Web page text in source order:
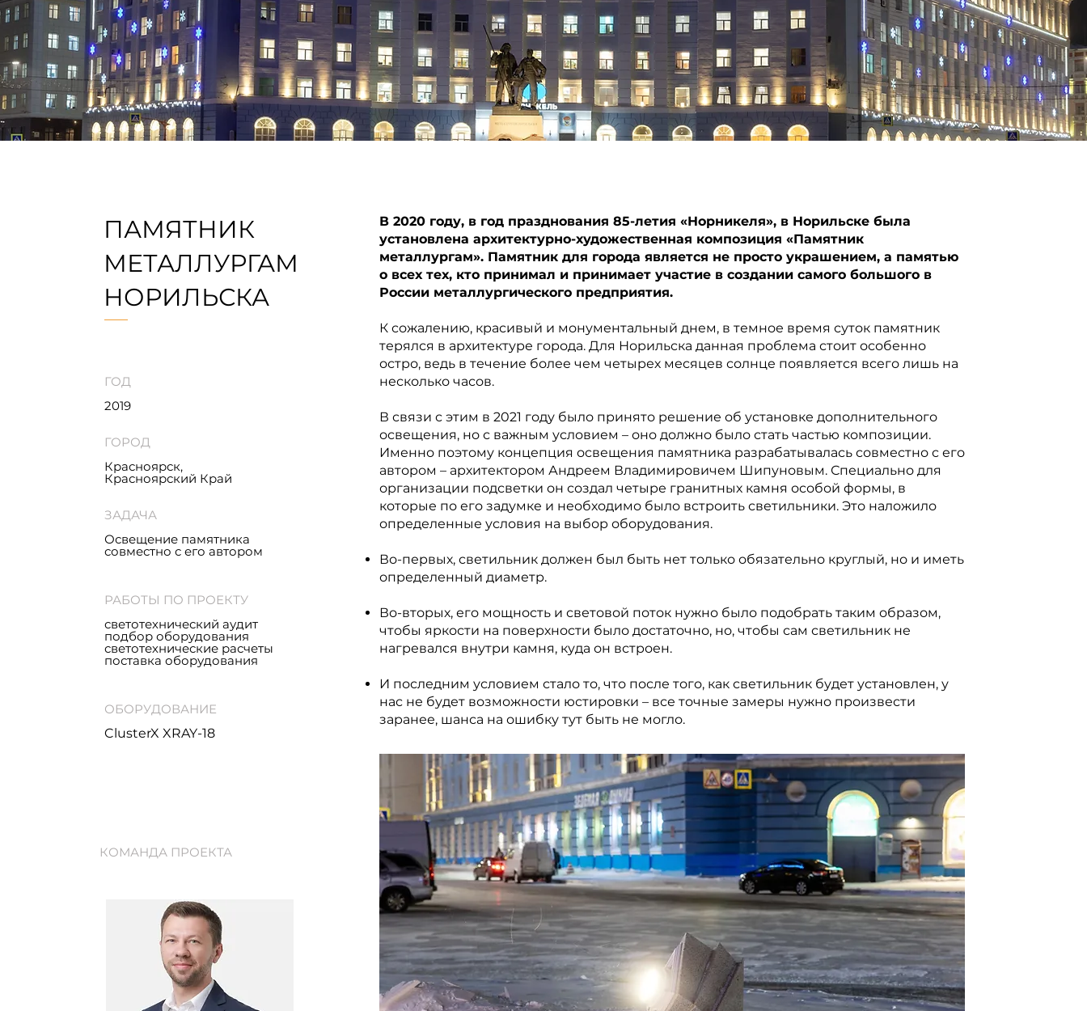
ПАМЯТНИК
МЕТАЛЛУРГАМ
НОРИЛЬСКА
ГОД
2019
ГОРОД
Красноярск,
Красноярский Край
ЗАДАЧА
Освещение памятника
совместно с его автором
РАБОТЫ ПО ПРОЕКТУ
светотехнический аудит
подбор оборудования
светотехнические расчеты
поставка оборудования
ОБОРУДОВАНИЕ
ClusterX XRAY-18
КОМАНДА ПРОЕКТА
В 2020 году, в год празднования 85-летия «Норникеля», в Норильске была
установлена архитектурно-художественная композиция «Памятник
металлургам». Памятник для города является не просто украшением, а памятью
о всех тех, кто принимал и принимает участие в создании самого большого в
России металлургического предприятия.
К сожалению, красивый и монументальный днем, в темное время суток памятник
терялся в архитектуре города. Для Норильска данная проблема стоит особенно
остро, ведь в течение более чем четырех месяцев солнце появляется всего лишь на
несколько часов.
В связи с этим в 2021 году было принято решение об установке дополнительного
освещения, но с важным условием – оно должно было стать частью композиции.
Именно поэтому концепция освещения памятника разрабатывалась совместно с его
автором – архитектором Андреем Владимировичем Шипуновым. Специально для
организации подсветки он создал четыре гранитных камня особой формы, в
которые по его задумке и необходимо было встроить светильники. Это наложило
определенные условия на выбор оборудования.
Во-первых, светильник должен был быть нет только обязательно круглый, но и иметь
определенный диаметр.
Во-вторых, его мощность и световой поток нужно было подобрать таким образом,
чтобы яркости на поверхности было достаточно, но, чтобы сам светильник не
нагревался внутри камня, куда он встроен.
И последним условием стало то, что после того, как светильник будет установлен, у
нас не будет возможности юстировки – все точные замеры нужно произвести
заранее, шанса на ошибку тут быть не могло.